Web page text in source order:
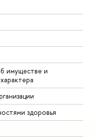
имуществе и
здоровья